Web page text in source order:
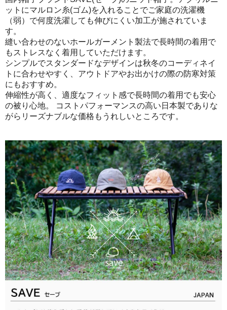
ットにマルロン糸(ゴム)を入れることでご家庭の洗濯機
（弱）で何度洗濯しても伸びにくい加工が施されていま
す。
縫い合わせのないホールガーメント製法で長時間の着用で
もストレスなく着用していただけます。
シンプルでスタンダードなデザインは秋冬のコーディネイ
トに合わせやすく、アウトドアやお出かけの際の防寒対策
にもおすすめ。
伸縮性が高く、適度なフィット感で長時間の着用でも安心
の被り心地。 コストパフォーマンスの高い日本製でありな
がらリーズナブルな価格もうれしいところです。